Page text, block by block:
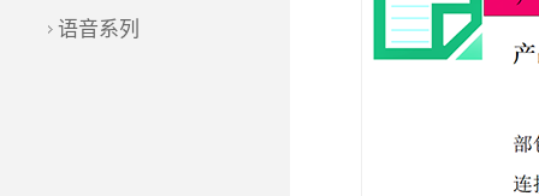
语音系列